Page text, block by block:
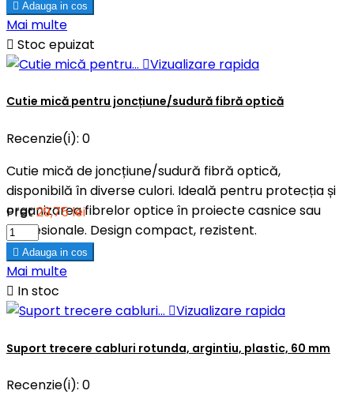
 Adauga in cos
Mai multe
 Stoc epuizat
Vizualizare rapida
Cutie mică pentru joncțiune/sudură fibră optică
Recenzie(i): 0
Cutie mică de joncțiune/sudură fibră optică,
disponibilă în diverse culori. Ideală pentru protecția și
organizarea fibrelor optice în proiecte casnice sau
profesionale. Design compact, rezistent.
Pret29,75 lei
 Adauga in cos
Mai multe
 In stoc
Vizualizare rapida
Suport trecere cabluri rotunda, argintiu, plastic, 60 mm
Recenzie(i): 0